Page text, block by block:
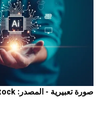
صورة تعبيرية - المصدر: shutterstock